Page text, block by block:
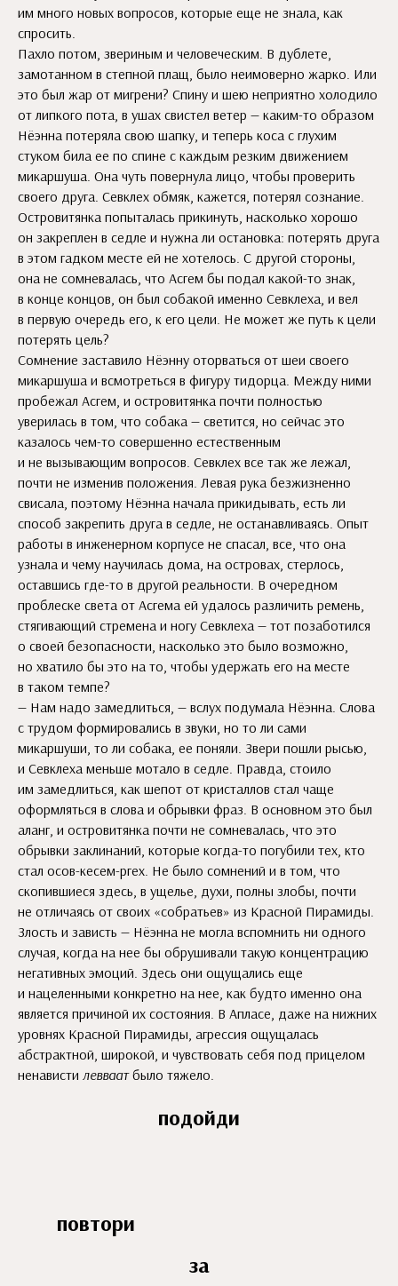
им много новых вопросов, которые еще не знала, как
спросить.
Пахло потом, звериным и человеческим. В дублете,
замотанном в степной плащ, было неимоверно жарко. Или
это был жар от мигрени? Спину и шею неприятно холодило
от липкого пота, в ушах свистел ветер — каким-то образом
Нёэнна потеряла свою шапку, и теперь коса с глухим
стуком била ее по спине с каждым резким движением
микаршуша. Она чуть повернула лицо, чтобы проверить
своего друга. Севклех обмяк, кажется, потерял сознание.
Островитянка попыталась прикинуть, насколько хорошо
он закреплен в седле и нужна ли остановка: потерять друга
в этом гадком месте ей не хотелось. С другой стороны,
она не сомневалась, что Асгем бы подал какой-то знак,
в конце концов, он был собакой именно Севклеха, и вел
в первую очередь его, к его цели. Не может же путь к цели
потерять цель?
Сомнение заставило Нёэнну оторваться от шеи своего
микаршуша и всмотреться в фигуру тидорца. Между ними
пробежал Асгем, и островитянка почти полностью
уверилась в том, что собака — светится, но сейчас это
казалось чем-то совершенно естественным
и не вызывающим вопросов. Севклех все так же лежал,
почти не изменив положения. Левая рука безжизненно
свисала, поэтому Нёэнна начала прикидывать, есть ли
способ закрепить друга в седле, не останавливаясь. Опыт
работы в инженерном корпусе не спасал, все, что она
узнала и чему научилась дома, на островах, стерлось,
оставшись где-то в другой реальности. В очередном
проблеске света от Асгема ей удалось различить ремень,
стягивающий стремена и ногу Севклеха — тот позаботился
о своей безопасности, насколько это было возможно,
но хватило бы это на то, чтобы удержать его на месте
в таком темпе?
— Нам надо замедлиться, — вслух подумала Нёэнна. Слова
с трудом формировались в звуки, но то ли сами
микаршуши, то ли собака, ее поняли. Звери пошли рысью,
и Севклеха меньше мотало в седле. Правда, стоило
им замедлиться, как шепот от кристаллов стал чаще
оформляться в слова и обрывки фраз. В основном это был
аланг, и островитянка почти не сомневалась, что это
обрывки заклинаний, которые когда-то погубили тех, кто
стал осов-кесем-ргех. Не было сомнений и в том, что
скопившиеся здесь, в ущелье, духи, полны злобы, почти
не отличаясь от своих «собратьев» из Красной Пирамиды.
Злость и зависть — Нёэнна не могла вспомнить ни одного
случая, когда на нее бы обрушивали такую концентрацию
негативных эмоций. Здесь они ощущались еще
и нацеленными конкретно на нее, как будто именно она
является причиной их состояния. В Апласе, даже на нижних
уровнях Красной Пирамиды, агрессия ощущалась
абстрактной, широкой, и чувствовать себя под прицелом
ненависти левваатбыло тяжело.
подойди
повтори
за